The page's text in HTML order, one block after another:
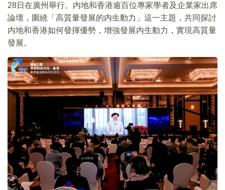
28日在廣州舉行。内地和香港逾百位專家學者及企業家出席
論壇，圍繞「高質量發展的内生動力」這一主題，共同探討
内地和香港如何發揮優勢，增強發展内生動力，實現高質量
發展。